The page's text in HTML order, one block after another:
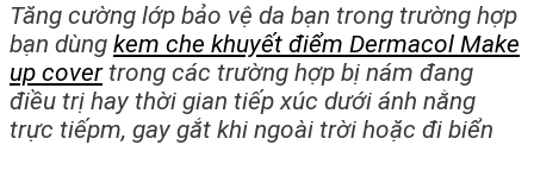
Tăng cường lớp bảo vệ da bạn trong trường hợp
bạn dùng kem che khuyết điểm Dermacol Make
up covertrong các trường hợp bị nám đang
điều trị hay thời gian tiếp xúc dưới ánh nằng
trực tiếpm, gay gắt khi ngoài trời hoặc đi biển